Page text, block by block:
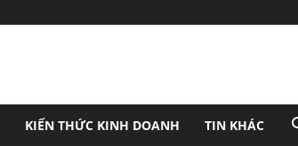
KIẾN THỨC KINH DOANH TIN KHÁC